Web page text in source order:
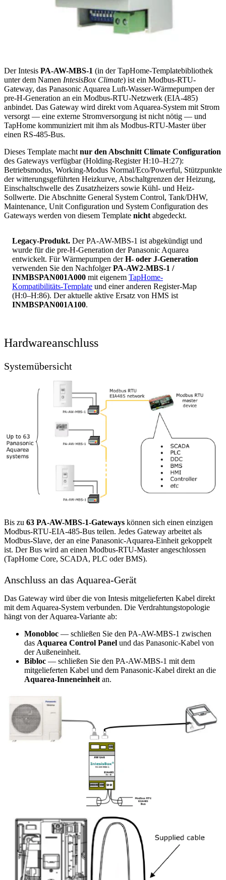
Der Intesis PA-AW-MBS-1 (in der TapHome-Templatebibliothek
unter dem Namen IntesisBox Climate) ist ein Modbus-RTU-
Gateway, das Panasonic Aquarea Luft-Wasser-Wärmepumpen der
pre-H-Generation an ein Modbus-RTU-Netzwerk (EIA-485)
anbindet. Das Gateway wird direkt vom Aquarea-System mit Strom
versorgt — eine externe Stromversorgung ist nicht nötig — und
TapHome kommuniziert mit ihm als Modbus-RTU-Master über
einen RS-485-Bus.
Dieses Template macht nur den Abschnitt Climate Configuration
des Gateways verfügbar (Holding-Register H:10–H:27):
Betriebsmodus, Working-Modus Normal/Eco/Powerful, Stützpunkte
der witterungsgeführten Heizkurve, Abschaltgrenzen der Heizung,
Einschaltschwelle des Zusatzheizers sowie Kühl- und Heiz-
Sollwerte. Die Abschnitte General System Control, Tank/DHW,
Maintenance, Unit Configuration und System Configuration des
Gateways werden von diesem Template nicht abgedeckt.
Legacy-Produkt. Der PA-AW-MBS-1 ist abgekündigt und
wurde für die pre-H-Generation der Panasonic Aquarea
entwickelt. Für Wärmepumpen derH- oder J-Generation
verwenden Sie den NachfolgerPA-AW2-MBS-1 /
INMBSPAN001A000 mit eigenem TapHome-
Kompatibilitäts-Template und einer anderen Register-Map
(H:0–H:86). Der aktuelle aktive Ersatz von HMS ist
INMBSPAN001A100.
Hardwareanschluss
Systemübersicht
Bis zu 63 PA-AW-MBS-1-Gateways können sich einen einzigen
Modbus-RTU-EIA-485-Bus teilen. Jedes Gateway arbeitet als
Modbus-Slave, der an eine Panasonic-Aquarea-Einheit gekoppelt
ist. Der Bus wird an einen Modbus-RTU-Master angeschlossen
(TapHome Core, SCADA, PLC oder BMS).
Anschluss an das Aquarea-Gerät
Das Gateway wird über die von Intesis mitgelieferten Kabel direkt
mit dem Aquarea-System verbunden. Die Verdrahtungstopologie
hängt von der Aquarea-Variante ab:
Monobloc — schließen Sie den PA-AW-MBS-1 zwischen
das Aquarea Control Panel und das Panasonic-Kabel von
der Außeneinheit.
Bibloc — schließen Sie den PA-AW-MBS-1 mit dem
mitgelieferten Kabel und dem Panasonic-Kabel direkt an die
Aquarea-Inneneinheit an.